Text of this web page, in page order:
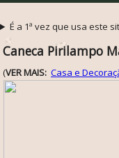
É a 1ª vez que usa este
Caneca Pirilampo
(VER MAIS: Casa e